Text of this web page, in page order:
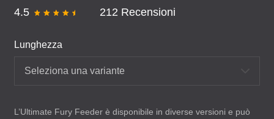
4.5 212 Recensioni
Lunghezza
Seleziona una variante
L’Ultimate Fury Feeder è disponibile in diverse versioni e può